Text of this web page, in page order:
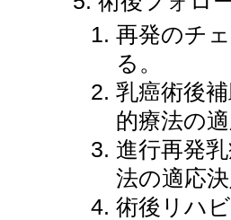
再発のチ
る。
乳癌術後
的療法の
進行再発
法の適応
術後リハ